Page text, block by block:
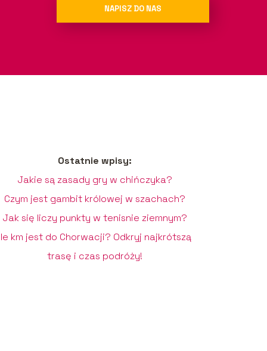
NAPISZ DO NAS
Ostatnie wpisy:
Jakie są zasady gry w chińczyka?
Czym jest gambit królowej w szachach?
Jak się liczy punkty w tenisnie ziemnym?
km jest do Chorwacji? Odkryj najkrótszą
trasę i czas podróży!